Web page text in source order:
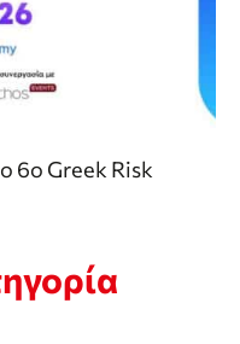
6o Greek Risk